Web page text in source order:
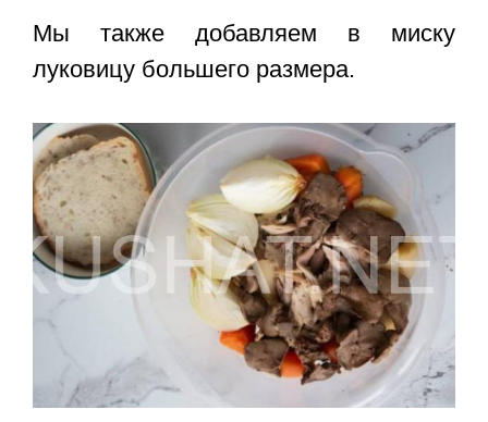
Мы также добавляем в миску
луковицу большего размера.